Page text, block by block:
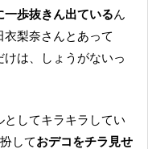
歩抜きん出ているん
梨奈さんとあって
は、しょうがないっ
しておデコをチラ見せ